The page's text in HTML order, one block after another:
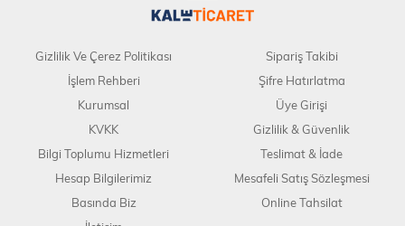
Gizlilik Ve Çerez Politikası
İşlem Rehberi
Kurumsal
KVKK
Bilgi Toplumu Hizmetleri
Hesap Bilgilerimiz
Basında Biz
Sipariş Takibi
Şifre Hatırlatma
Üye Girişi
Gizlilik & Güvenlik
Teslimat & İade
Mesafeli Satış Sözleşmesi
Online Tahsilat